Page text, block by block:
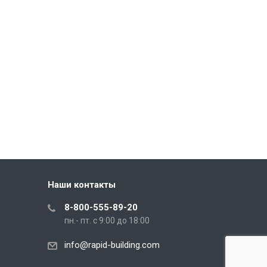
Наши контакты
8-800-555-89-20
пн.- пт. с 9:00 до 18:00
info@rapid-building.com